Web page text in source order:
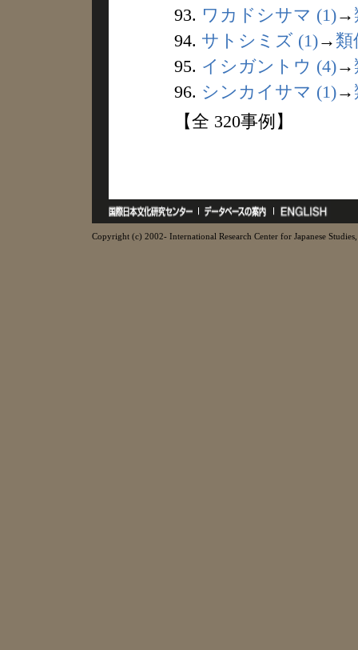
93. ワカドシサマ (1)→
94. サトシミズ (1)→ 類
95. イシガントウ (4)→
96. シンカイサマ (1)→
【全 320事例】
Copyright (c) 2002- International Research Center for Japanese